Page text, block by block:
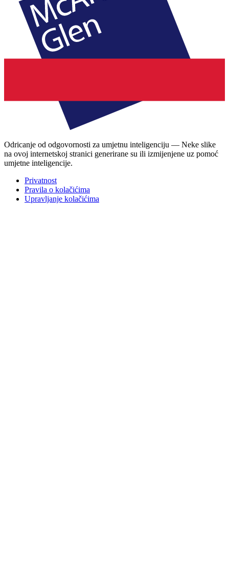
Odricanje od odgovornosti za umjetnu inteligenciju — Neke slike
na ovoj internetskoj stranici generirane su ili izmijenjene uz pomoć
umjetne inteligencije.
Privatnost
Pravila o kolačićima
Upravljanje kolačićima